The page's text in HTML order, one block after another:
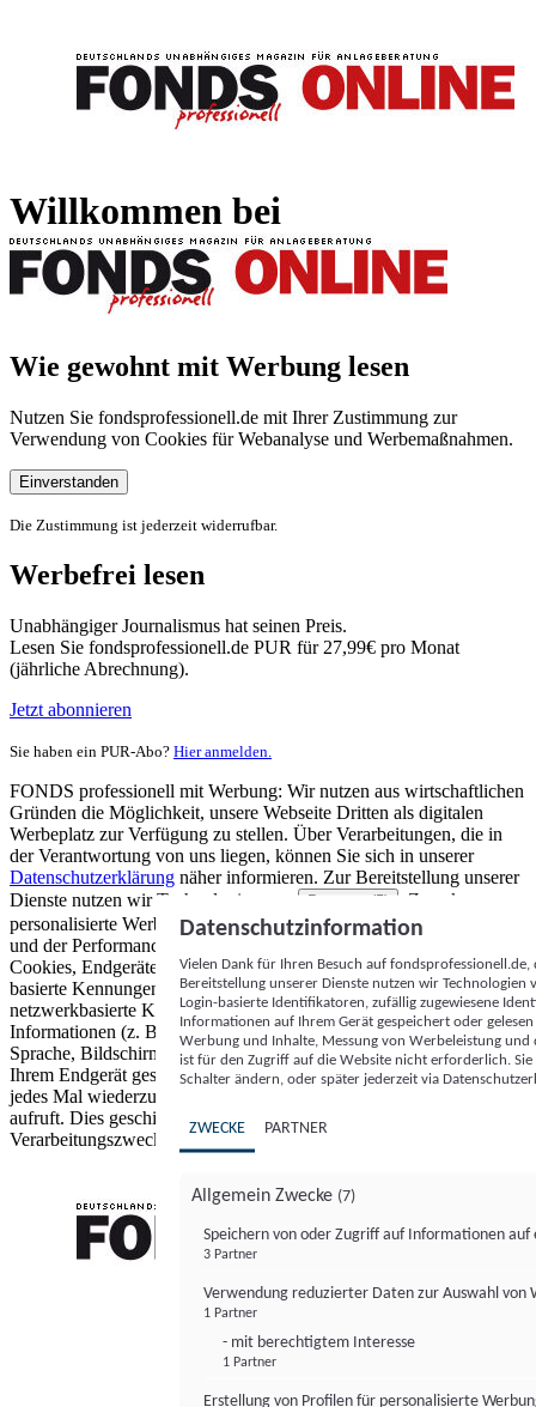
Willkommen bei
Wie gewohnt mit Werbung lesen
Nutzen Sie fondsprofessionell.de mit Ihrer Zustimmung zur
Verwendung von Cookies für Webanalyse und Werbemaßnahmen.
Einverstanden
Die Zustimmung ist jederzeit widerrufbar.
Werbefrei lesen
Unabhängiger Journalismus hat seinen Preis.
Lesen Sie fondsprofessionell.de PUR für 27,99€ pro Monat
(jährliche Abrechnung).
Jetzt abonnieren
Sie haben ein PUR-Abo? Hier anmelden.
FONDS professionell mit Werbung: Wir nutzen aus wirtschaftlichen
Gründen die Möglichkeit, unsere Webseite Dritten als digitalen
Werbeplatz zur Verfügung zu stellen. Über Verarbeitungen, die in
der Verantwortung von uns liegen, können Sie sich in unserer
Datenschutzerklärung näher informieren. Zur Bereitstellung unserer
Dienste nutzen wir Technologien von
Partnern (5)
. Zwecke:
personalisierte Werbung und Inhalte, Messung von Werbeleistung
und der Performance von Inhalten sowie Zielgruppenforschung.
Cookies, Endgeräte- oder ähnliche Online-Kennungen (z. B. login-
basierte Kennungen, zufällig generierte Kennungen,
netzwerkbasierte Kennungen) können zusammen mit anderen
Informationen (z. B. Browsertyp und Browserinformationen,
Sprache, Bildschirmgröße, unterstützte Technologien usw.) auf
Ihrem Endgerät gespeichert oder von dort ausgelesen werden, um es
jedes Mal wiederzuerkennen, wenn es eine App oder einer Webseite
aufruft. Dies geschieht für einen oder mehrere der hier aufgeführten
Verarbeitungszwecke.
Datenschutzinformation
Vielen Dank für Ihren Besuch auf
Bereitstellung unserer Dienste nutzen wir Technologien
Login-basierte Identifikatoren, zufällig zugewiesene
Informationen auf Ihrem Gerät gespeichert oder
Werbung und Inhalte, Messung von Werbeleistung
ist für den Zugriff auf die Website nicht erforderlich.
Schalter ändern, oder später jederzeit via
ZWECKE PARTNER
Allgemein Zwecke (7)
Speichern von oder Zugriff auf Informationen auf
3 Partner
Verwendung reduzierter Daten zur Auswahl von
1 Partner
- mit berechtigtem Interesse
1 Partner
Erstellung von Profilen für personalisierte
FONDS professionell